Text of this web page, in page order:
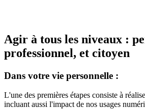
Agir à tous les niveaux :
professionnel, et citoyen
Dans votre vie personnelle :
L'une des premières étapes consiste à
incluant aussi l'impact de nos usages